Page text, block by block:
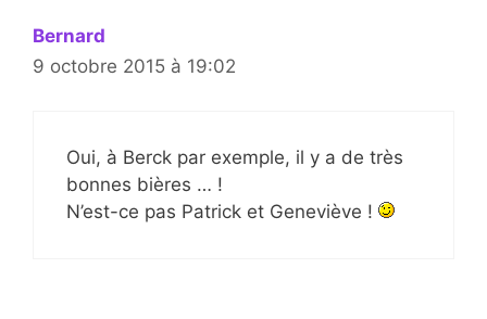
Bernard
9 octobre 2015 à 19:02
Oui, à Berck par exemple, il y a de très
bonnes bières … !
N’est-ce pas Patrick et Geneviève !